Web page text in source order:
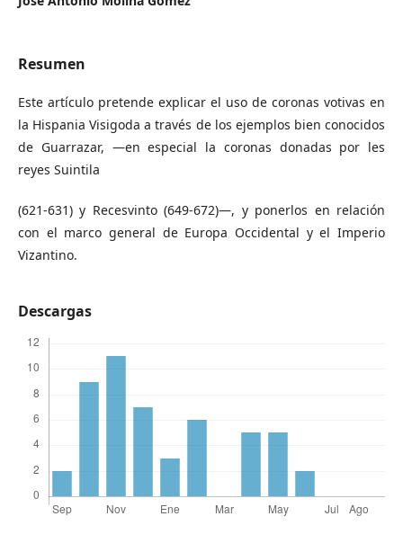
Resumen
Este artículo pretende explicar el uso de coronas votivas en
la Hispania Visigoda a través de los ejemplos bien conocidos
de Guarrazar, —en especial la coronas donadas por les
reyes Suintila
(621-631) y Recesvinto (649-672)—, y ponerlos en relación
con el marco general de Europa Occidental y el Imperio
Vizantino.
Descargas